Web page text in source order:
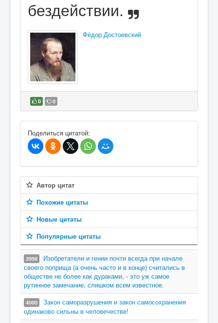
бездействии.
Фёдор Достоевский
0 0
В избранное
Поделиться цитатой:
Автор цитат
Похожие цитаты
Новые цитаты
Популярные цитаты
3998
Изобретатели и гении почти всегда при начале
своего поприща (а очень часто и в конце) считались в
обществе не более как дураками, - это уж самое
рутинное замечание, слишком всем известное.
4000
Закон саморазрушения и закон самосохранения
одинаково сильны в человечестве!